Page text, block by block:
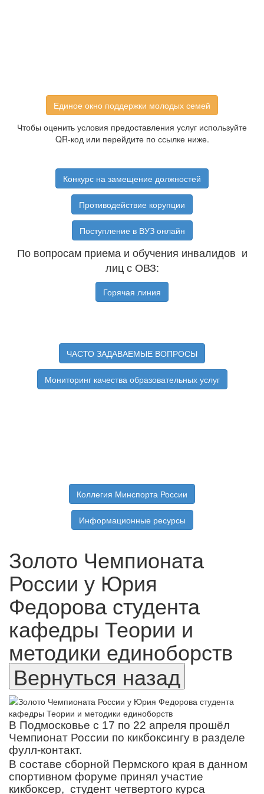
Единое окно поддержки молодых семей
Чтобы оценить условия предоставления услуг используйте
QR-код или перейдите по ссылке ниже.
Конкурс на замещение должностей
Противодействие корупции
Поступление в ВУЗ онлайн
По вопросам приема и обучения инвалидов и
лиц с ОВЗ:
Горячая линия
ЧАСТО ЗАДАВАЕМЫЕ ВОПРОСЫ
Мониторинг качества образовательных услуг
Коллегия Минспорта России
Информационные ресурсы
Золото Чемпионата
России у Юрия
Федорова студента
кафедры Теории и
методики единоборств
В Подмосковье с 17 по 22 апреля прошёл
Чемпионат России по кикбоксингу в разделе
фулл-контакт.
В составе сборной Пермского края в данном
спортивном форуме принял участие
кикбоксер, студент четвертого курса